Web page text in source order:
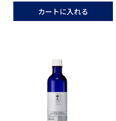
カートに入れる